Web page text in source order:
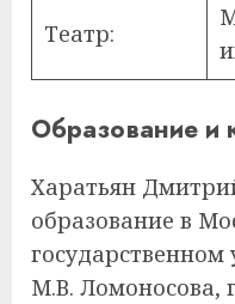
Театр:
Образование и
Харатьян
образование в
М.В. Ломоносова,